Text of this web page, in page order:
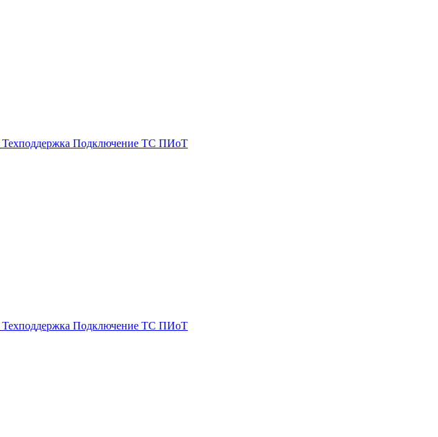
Техподдержка Подключение ТС ПИоТ
Техподдержка Подключение ТС ПИоТ